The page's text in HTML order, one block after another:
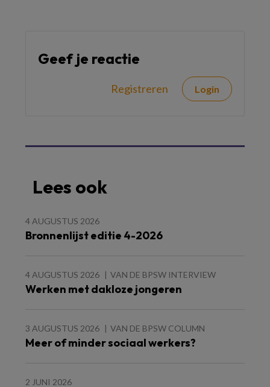
Geef je reactie
Registreren Login
Lees ook
4 AUGUSTUS 2026
Bronnenlijst editie 4-2026
4 AUGUSTUS 2026 VAN DE BPSW INTERVIEW
Werken met dakloze jongeren
3 AUGUSTUS 2026 VAN DE BPSW COLUMN
Meer of minder sociaal werkers?
2 JUNI 2026